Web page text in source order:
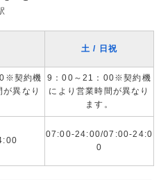
土 / 日祝
契約機
が異なり
9：00～21：00※契約機
により営業時間が異なり
ます。
07:00-24:00/07:00-24:0
0